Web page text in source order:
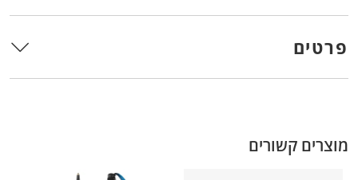
פרטים
מוצרים קשורים